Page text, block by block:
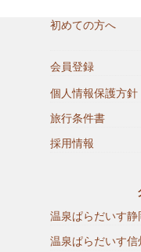
初めての方へ
会員登録
個人情報保護方針
旅行条件書
採用情報
温泉ぱらだいす静
温泉ぱらだいす信